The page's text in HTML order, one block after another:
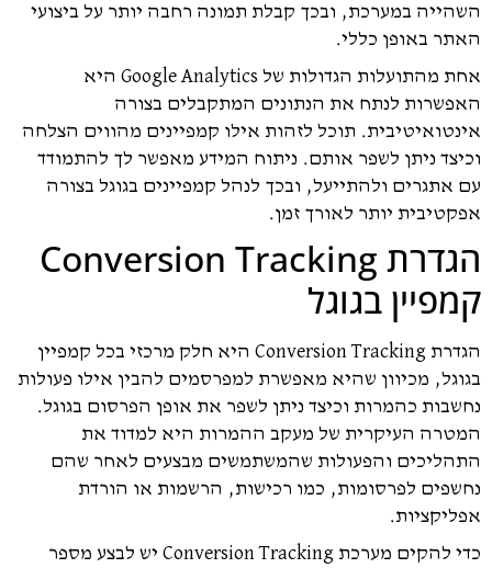
השהייה במערכת, ובכך קבלת תמונה רחבה יותר על ביצועי
האתר באופן כללי.
אחת מהתועלות הגדולות של Google Analytics היא
האפשרות לנתח את הנתונים המתקבלים בצורה
אינטואיטיבית. תוכל לזהות אילו קמפיינים מהווים הצלחה
וכיצד ניתן לשפר אותם. ניתוח המידע מאפשר לך להתמודד
עם אתגרים ולהתייעל, ובכך לנהל קמפיינים בגוגל בצורה
אפקטיבית יותר לאורך זמן.
הגדרת Conversion Tracking
קמפיין בגוגל
הגדרת Conversion Tracking היא חלק מרכזי בכל קמפיין
בגוגל, מכיוון שהיא מאפשרת למפרסמים להבין אילו פעולות
נחשבות כהמרות וכיצד ניתן לשפר את אופן הפרסום בגוגל.
המטרה העיקרית של מעקב ההמרות היא למדוד את
התהליכים והפעולות שהמשתמשים מבצעים לאחר שהם
נחשפים לפרסומות, כמו רכישות, הרשמות או הורדת
אפליקציות.
כדי להקים מערכת Conversion Tracking יש לבצע מספר